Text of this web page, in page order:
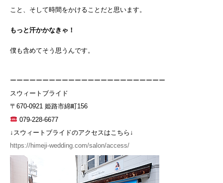
こと、そして時間をかけることだと思います。
もっと汗かかなきゃ！
僕も含めてそう思うんです。
ーーーーーーーーーーーーーーーーーーーーーーーー
スウィートブライド
〒670-0921 姫路市綿町156
079-228-6677
↓スウィートブライドのアクセスはこちら↓
https://himeji-wedding.com/salon/access/